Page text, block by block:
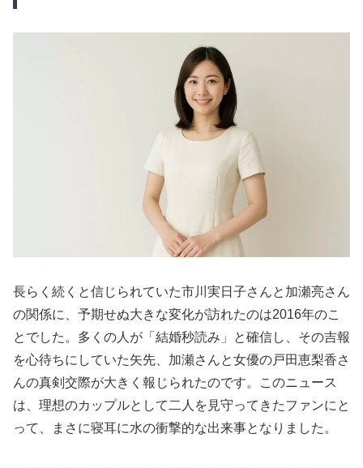
長らく続くと信じられていた市川実日子さんと加瀬亮さん
の関係に、予期せぬ大きな変化が訪れたのは2016年のこ
とでした。多くの人が「結婚秒読み」と確信し、その吉報
を心待ちにしていた矢先、加瀬さんと女優の戸田恵梨香さ
んの真剣交際が大きく報じられたのです。このニュース
は、理想のカップルとして二人を見守ってきたファンにと
って、まさに寝耳に水の衝撃的な出来事となりました。